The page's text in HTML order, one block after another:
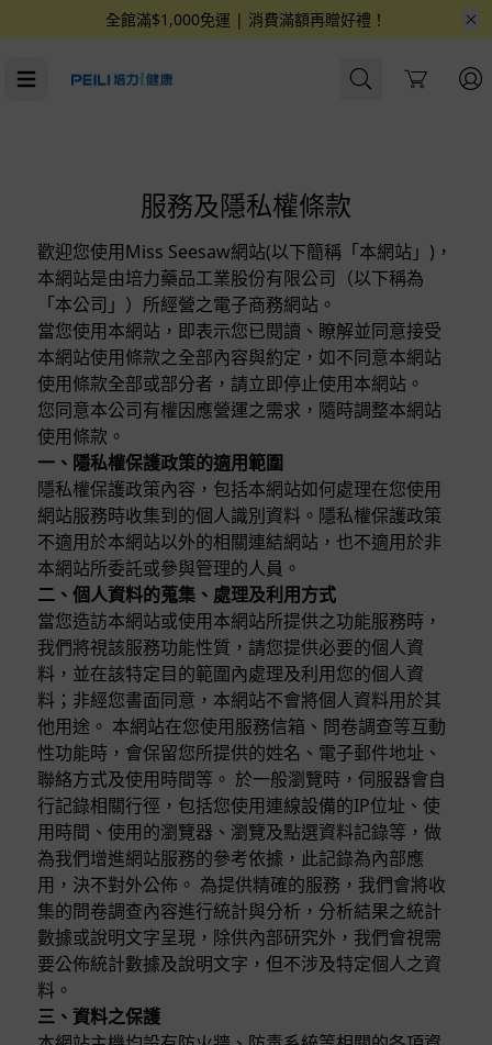
全館滿$1,000免運 | 消費滿額再贈好禮！
Cart
服務及隱私權條款
歡迎您使用Miss Seesaw網站(以下簡稱「本網站」)，
本網站是由培力藥品工業股份有限公司（以下稱為
「本公司」）所經營之電子商務網站。
當您使用本網站，即表示您已閱讀、瞭解並同意接受
本網站使用條款之全部內容與約定，如不同意本網站
使用條款全部或部分者，請立即停止使用本網站。
您同意本公司有權因應營運之需求，隨時調整本網站
使用條款。
一、隱私權保護政策的適用範圍
隱私權保護政策內容，包括本網站如何處理在您使用
網站服務時收集到的個人識別資料。隱私權保護政策
不適用於本網站以外的相關連結網站，也不適用於非
本網站所委託或參與管理的人員。
二、個人資料的蒐集、處理及利用方式
當您造訪本網站或使用本網站所提供之功能服務時，
我們將視該服務功能性質，請您提供必要的個人資
料，並在該特定目的範圍內處理及利用您的個人資
料；非經您書面同意，本網站不會將個人資料用於其
他用途。 本網站在您使用服務信箱、問卷調查等互動
性功能時，會保留您所提供的姓名、電子郵件地址、
聯絡方式及使用時間等。 於一般瀏覽時，伺服器會自
行記錄相關行徑，包括您使用連線設備的IP位址、使
用時間、使用的瀏覽器、瀏覽及點選資料記錄等，做
為我們增進網站服務的參考依據，此記錄為內部應
用，決不對外公佈。 為提供精確的服務，我們會將收
集的問卷調查內容進行統計與分析，分析結果之統計
數據或說明文字呈現，除供內部研究外，我們會視需
要公佈統計數據及說明文字，但不涉及特定個人之資
料。
三、資料之保護